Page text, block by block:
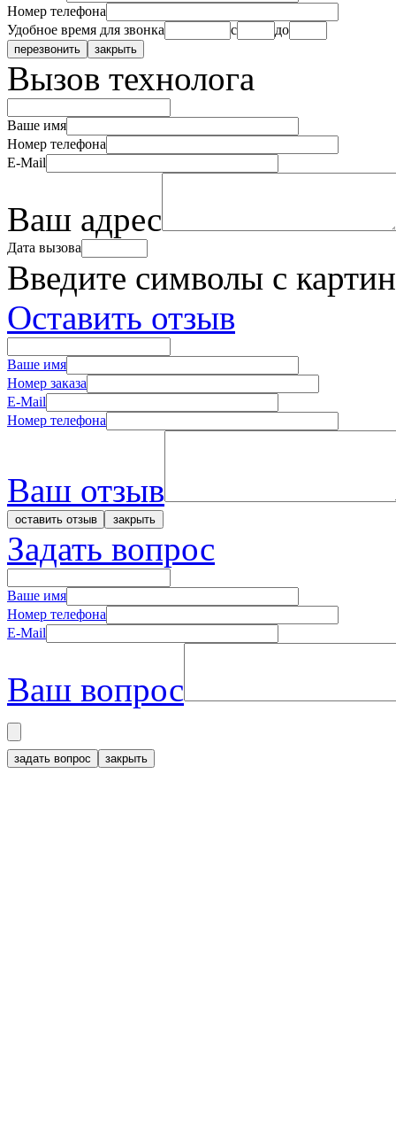
Номер телефона
Удобное время для звонка
с до
Вызов технолога
Ваше имя
Номер телефона
E-Mail
Ваш адрес
Дата вызова
Введите символы с
Оставить отзыв
Ваше имя
Номер заказа
E-Mail
Номер телефона
Ваш отзыв
Задать вопрос
Ваше имя
Номер телефона
E-Mail
Ваш вопрос